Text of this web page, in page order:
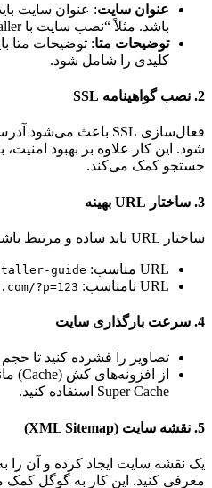
عنوان سایت: عنوان سایت
باشد. مثلاً “نصب سایت با Easy Installer – راهنمای کامل”.
توضیحات متا: توضیحات متا
کلیدی را شامل شود.
2. نصب گواهینامه SSL
شود. این کار علاوه بر بهبود
جستجو کمک می‌کند.
3. ساختار URL بهینه
ساختار URL باید ساده و مرتبط باشد. به عنوان مثال:
URL مناسب: guide
URL نامناسب: ?p=123
4. سرعت بارگذاری سایت
تصاویر را فشرده کنید تا
Super Cache استفاده کنید.
5. نقشه سایت (XML Sitemap)
یک نقشه سایت ایجاد کرده و آن را
معرفی کنید. این کار به گوگل